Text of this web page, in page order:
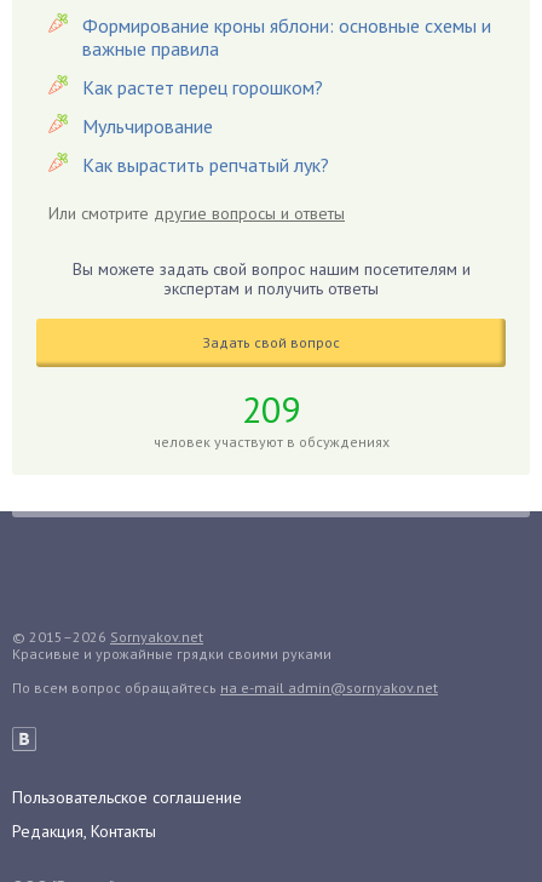
Гвоздики
Георгины
Герань
Гиацинт
Гибискус
Гладиолусы
Голубика
Груши
Дайкон
Декабрист
Денежное дерево
Диффенбахия
Формирование кроны яблони: основные схемы и
важные правила
Как растет перец горошком?
Мульчирование
Как вырастить репчатый лук?
Или смотрите другие вопросы и ответы
Вы можете задать свой вопрос нашим посетителям и
экспертам и получить ответы
Задать свой вопрос
209
человек участвуют в обсуждениях
© 2015–2026 Sornyakov.net
Красивые и урожайные грядки своими руками
По всем вопрос обращайтесь на e-mail admin@sornyakov.net
Пользовательское соглашение
Редакция, Контакты